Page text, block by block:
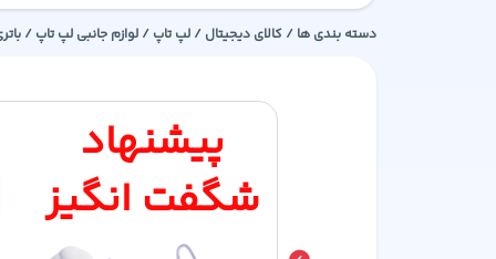
دسته بندی ها / کالای دیجیتال / لپ تاپ / لوازم جانبی لپ تاپ /
پیشنهاد
شگفت انگیز